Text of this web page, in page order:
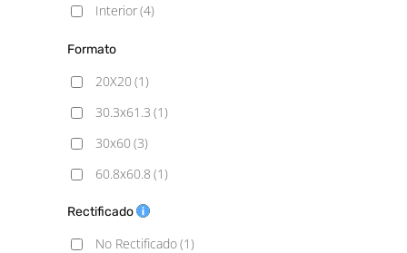
Interior(4)
Formato
20X20 (1)
30.3x61.3 (1)
30x60 (3)
60.8x60.8 (1)
60x60 (3)
60x120 (4)
Rectificado
No Rectificado(1)